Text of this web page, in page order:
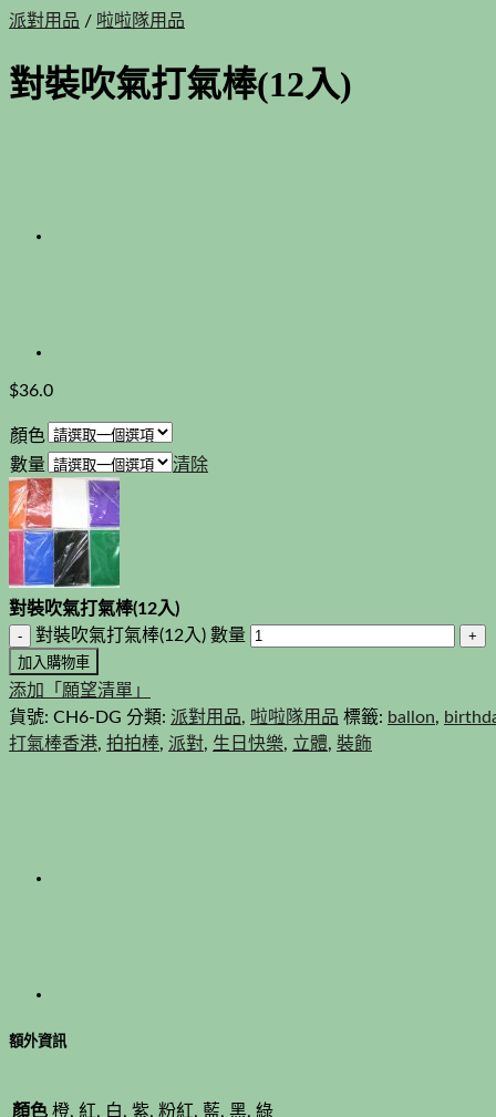
派對用品 / 啦啦隊用品
對裝吹氣打氣棒(12入)
$36.0
顏色
數量
清除
對裝吹氣打氣棒(12入)
對裝吹氣打氣棒(12入) 數量
加入購物車
添加「願望清單」
貨號: CH6-DG 分類: 派對用品, 啦啦隊用品 標籤: ballon,
打氣棒香港, 拍拍棒, 派對, 生日快樂, 立體, 裝飾
額外資訊
顏色 橙, 紅, 白, 紫, 粉紅, 藍, 黑, 綠